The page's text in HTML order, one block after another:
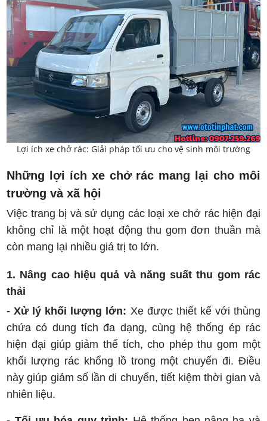
Lợi ích xe chở rác: Giải pháp tối ưu cho vệ sinh môi trường
Những lợi ích xe chở rác mang lại cho môi
trường và xã hội
Việc trang bị và sử dụng các loại xe chở rác hiện đại
không chỉ là một hoạt động thu gom đơn thuần mà
còn mang lại nhiều giá trị to lớn.
1. Nâng cao hiệu quả và năng suất thu gom rác
thải
- Xử lý khối lượng lớn: Xe được thiết kế với thùng
chứa có dung tích đa dạng, cùng hệ thống ép rác
hiện đại giúp giảm thể tích, cho phép thu gom một
khối lượng rác khổng lồ trong một chuyến đi. Điều
này giúp giảm số lần di chuyển, tiết kiệm thời gian và
nhiên liệu.